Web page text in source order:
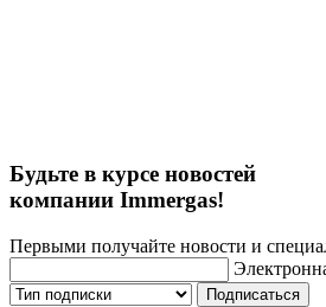
Будьте в курсе новостей
компании Immergas!
Первыми получайте новости и
Подписаться